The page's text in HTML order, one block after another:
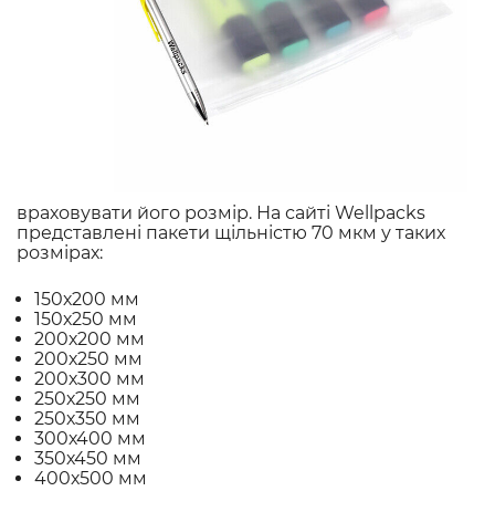
враховувати його розмір. На сайті Wellpacks
представлені пакети щільністю 70 мкм у таких
розмірах:
150х200 мм
150х250 мм
200х200 мм
200х250 мм
200х300 мм
250х250 мм
250х350 мм
300х400 мм
350х450 мм
400х500 мм